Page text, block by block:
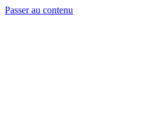
Passer au contenu